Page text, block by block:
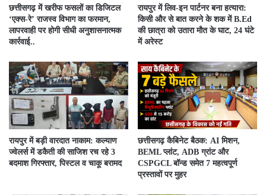
​छत्तीसगढ़ में खरीफ फसलों का डिजिटल
‘एक्स-रे’ राजस्व विभाग का फरमान,
लापरवाही पर होगी सीधी अनुशासनात्मक
कार्रवाई..
रायपुर में लिव-इन पार्टनर बना हत्यारा:
किसी और से बात करने के शक में B.Ed
की छात्रा को उतारा मौत के घाट, 24 घंटे
में अरेस्ट
रायपुर में बड़ी वारदात नाकाम: कल्याण
ज्वेलर्स में डकैती की साजिश रच रहे 3
बदमाश गिरफ्तार, पिस्टल व चाकू बरामद
छत्तीसगढ़ कैबिनेट बैठक: AI मिशन,
BEML प्लांट, ADB ग्रांट और
CSPGCL बॉन्ड समेत 7 महत्वपूर्ण
प्रस्तावों पर मुहर